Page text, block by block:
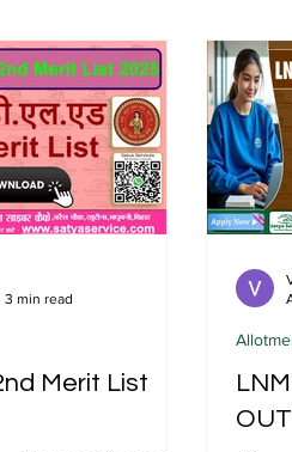
List Offer स्पेशल ऑफर
Merit List
3 min read
OUT